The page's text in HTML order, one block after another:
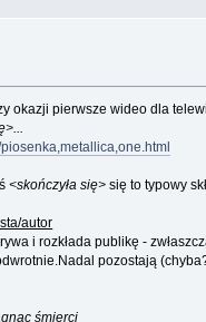
okazji pierwsze wideo dla
<skończyła się> się to typowy
autor
i rozkłada publikę -
pozostają
śmierci